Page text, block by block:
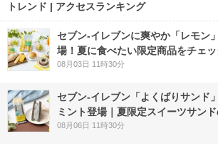
トレンド | アクセスランキング
セブン‐イレブンに爽やか「レモン
場！夏に食べたい限定商品をチェッ
08月03日 11時30分
セブン‐イレブン「よくばりサンド
ミント登場｜夏限定スイーツサン
08月06日 11時30分